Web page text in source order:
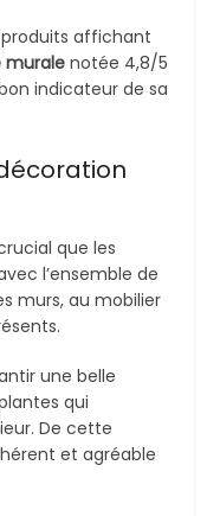
affichant
muralenotée 4,8/5
indicateur de sa
que les
l’ensemble de
murs, au mobilier
une belle
qui
De cette
et agréable